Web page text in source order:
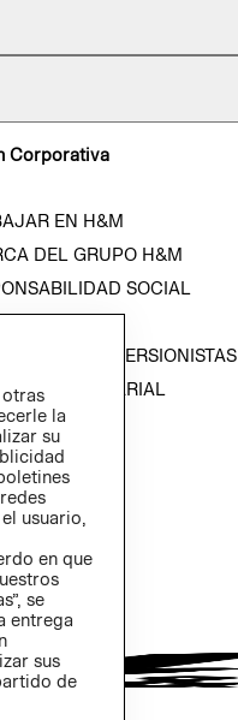
Corporativa
EN H&M
DEL GRUPO H&M
SOCIAL
CON INVERSIONISTAS
EMPRESARIAL
la
su
usuario,
en que
se
entrega
sus
de